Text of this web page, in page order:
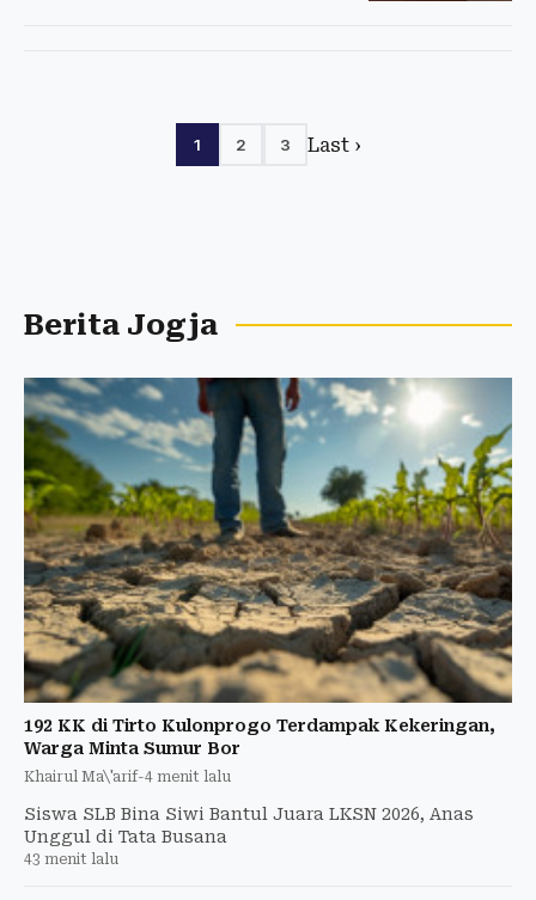
1 2 3 Last ›
Berita Jogja
192 KK di Tirto Kulonprogo Terdampak Kekeringan,
Warga Minta Sumur Bor
Khairul Ma\'arif-4 menit lalu
Siswa SLB Bina Siwi Bantul Juara LKSN 2026, Anas
Unggul di Tata Busana
43 menit lalu